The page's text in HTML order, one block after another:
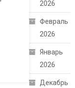
2026
Февраль
2026
Январь
2026
Декабрь